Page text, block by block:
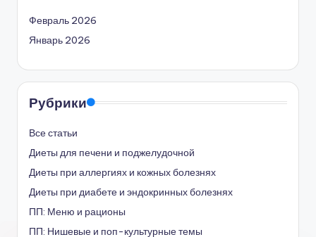
Февраль 2026
Январь 2026
Рубрики
Все статьи
Диеты для печени и поджелудочной
Диеты при аллергиях и кожных болезнях
Диеты при диабете и эндокринных болезнях
ПП: Меню и рационы
ПП: Нишевые и поп-культурные темы